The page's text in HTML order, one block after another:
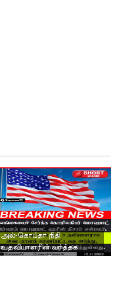
அல்-கொய்தா நிதி
உதவியாளரின் வர்த்தக
பங்குதாரராக செயற்பட்ட